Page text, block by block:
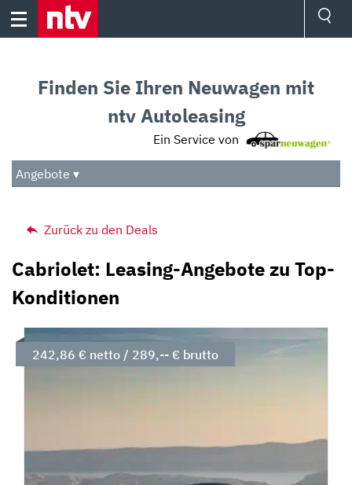
Skip
Audio
Das Beste
Finden Sie Ihren Neuwagen mit
ntv Autoleasing
Ein Service von
Angebote ▾
Zurück zu den Deals
Cabriolet: Leasing-Angebote zu Top-
Konditionen
242,86 € netto / 289,-- € brutto